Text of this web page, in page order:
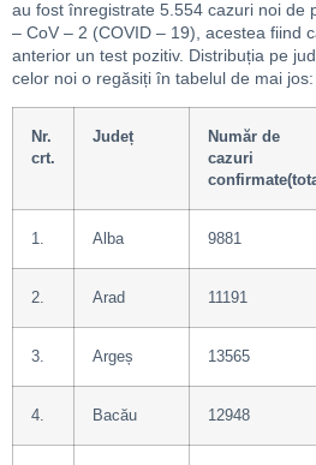
au fost înregistrate 5.554 cazuri noi de
– CoV – 2 (COVID – 19), acestea fiind
anterior un test pozitiv. Distribuția pe
celor noi o regăsiți în tabelul de mai jos:
Nr.
crt.
Județ
Număr de
cazuri
1. Alba 9881
2. Arad 11191
3. Argeș 13565
4. Bacău 12948